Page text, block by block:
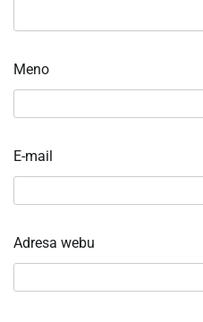
Meno
E-mail
Adresa webu